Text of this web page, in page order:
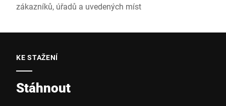
zákazníků, úřadů a uvedených míst
KE STAŽENÍ
Stáhnout